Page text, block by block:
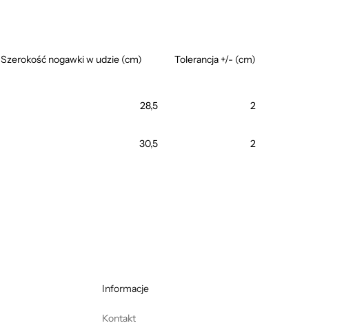
Szerokość nogawki w udzie (cm) Tolerancja +/- (cm)
28,5 2
30,5 2
Informacje
Kontakt